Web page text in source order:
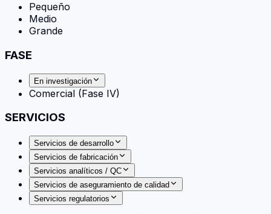
Pequeño
Medio
Grande
FASE
En investigación
Comercial (Fase IV)
SERVICIOS
Servicios de desarrollo
Servicios de fabricación
Servicios analíticos / QC
Servicios de aseguramiento de calidad
Servicios regulatorios